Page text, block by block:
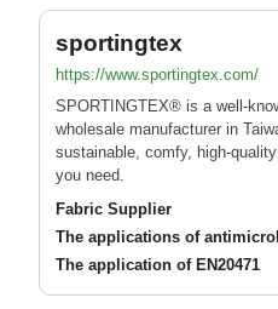
sportingtex
https://www.sportingtex.com/
SPORTINGTEX® is a well-
wholesale manufacturer in
sustainable, comfy, high-
you need.
Fabric Supplier
The applications of
The application of EN20471